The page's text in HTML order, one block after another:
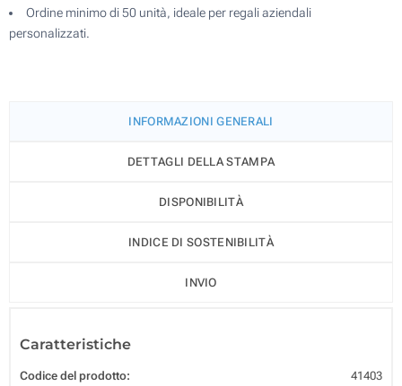
Ordine minimo di 50 unità, ideale per regali aziendali
personalizzati.
INFORMAZIONI GENERALI
DETTAGLI DELLA STAMPA
DISPONIBILITÀ
INDICE DI SOSTENIBILITÀ
INVIO
Caratteristiche
Codice del prodotto: 41403